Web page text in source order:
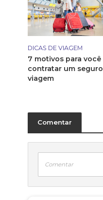
DICAS DE VIAGEM
7 motivos para você
contratar um seguro
viagem
Comentar
Comentar